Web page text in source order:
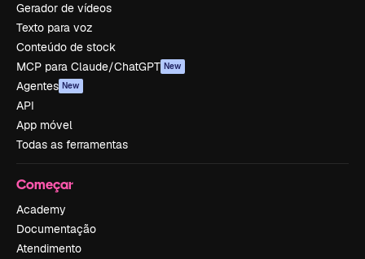
Gerador de vídeos
Texto para voz
Conteúdo de stock
MCP para Claude/ChatGPT New
Agentes New
API
App móvel
Todas as ferramentas
Começar
Academy
Documentação
Atendimento